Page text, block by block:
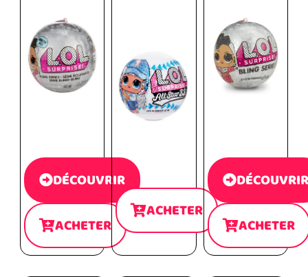
DÉCOUVRIR
ACHETER
ACHETER
DÉCOUVRIR
ACHETER